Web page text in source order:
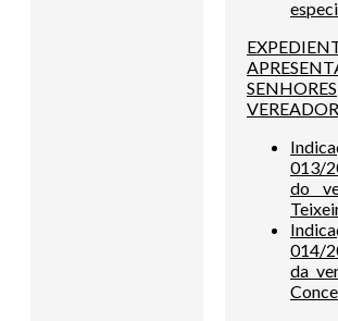
SENHORES
013/
do
014/
da